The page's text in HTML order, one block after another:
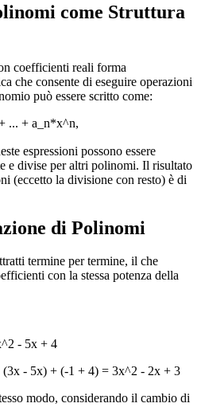
come Struttura
coefficienti reali forma
che consente di eseguire operazioni
può essere scritto come:
... + a_n*x^n,
espressioni possono essere
e divise per altri polinomi. Il risultato
(eccetto la divisione con resto) è di
di Polinomi
termine per termine, il che
con la stessa potenza della
- 5x + 4
- 5x) + (-1 + 4) = 3x^2 - 2x + 3
modo, considerando il cambio di